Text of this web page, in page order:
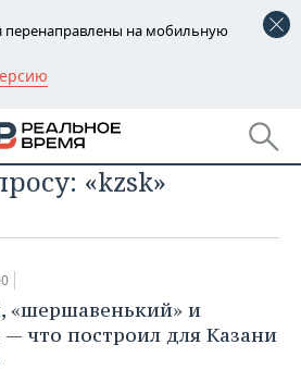
перенаправлены на мобильную
ПФО
«kzsk»
«шершавенький» и
что построил для Казани